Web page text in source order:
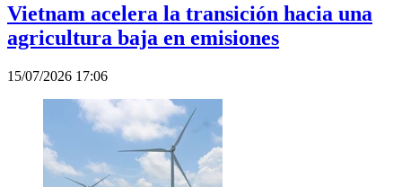
Vietnam acelera la transición hacia una
agricultura baja en emisiones
15/07/2026 17:06